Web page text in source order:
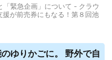
緊急企画」について - クラウ
援が前売券にもなる！第８回池
ゆりかごに。 野外で自